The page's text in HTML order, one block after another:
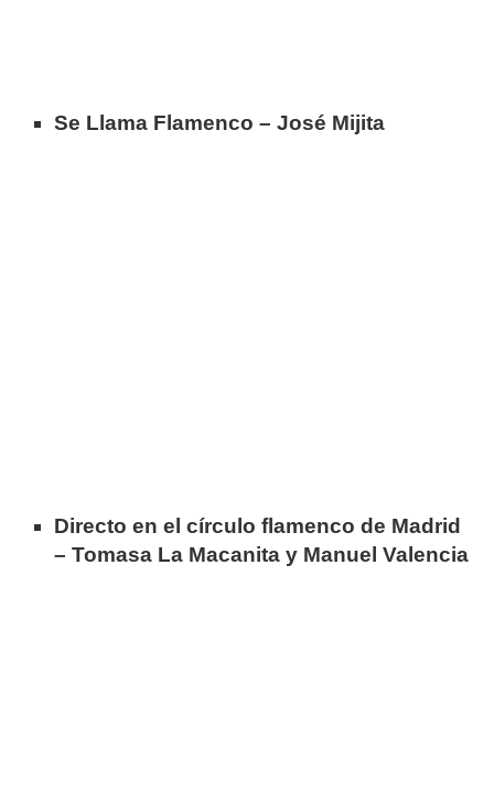
Se Llama Flamenco – José Mijita
Directo en el círculo flamenco de Madrid
– Tomasa La Macanita y Manuel Valencia